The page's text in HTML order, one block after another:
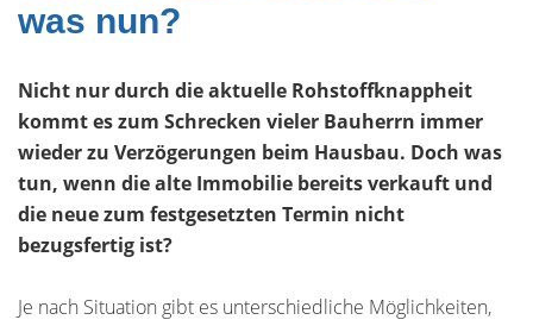
was nun?
Nicht nur durch die aktuelle Rohstoffknappheit
kommt es zum Schrecken vieler Bauherrn immer
wieder zu Verzögerungen beim Hausbau. Doch was
tun, wenn die alte Immobilie bereits verkauft und
die neue zum festgesetzten Termin nicht
bezugsfertig ist?
Je nach Situation gibt es unterschiedliche Möglichkeiten,